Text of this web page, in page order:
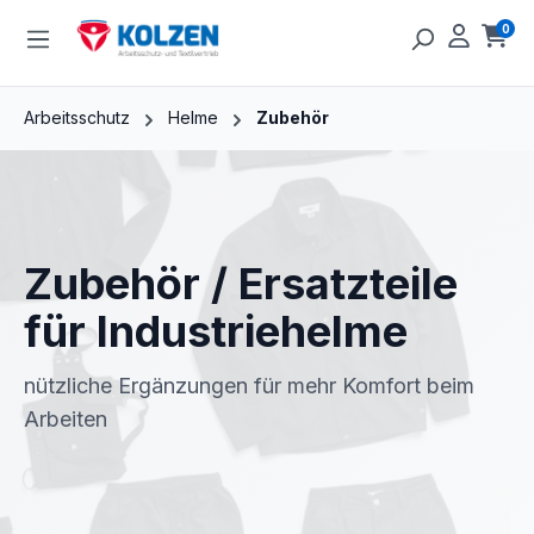
Zum Hauptinhalt springen 0
Arbeitsschutz Helme Zubehör
Zubehör / Ersatzteile
für Industriehelme
nützliche Ergänzungen für mehr Komfort beim
Arbeiten